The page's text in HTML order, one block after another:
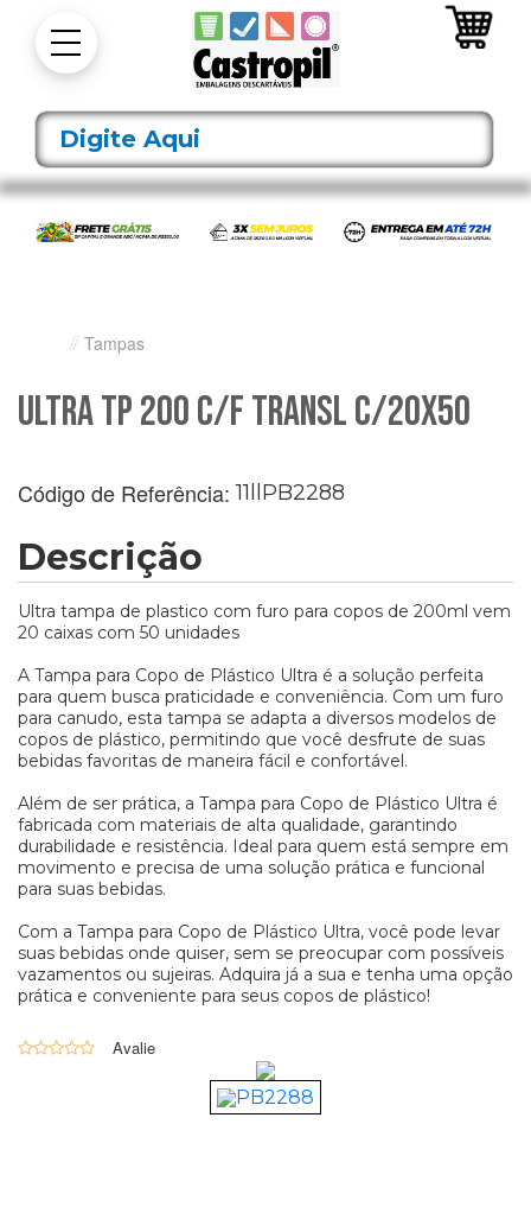
Tampas
Ultra Tp 200 C/F Transl C/20X50
Código de Referência: 11llPB2288
Descrição
Ultra tampa de plastico com furo para copos de 200ml vem
20 caixas com 50 unidades
A Tampa para Copo de Plástico Ultra é a solução perfeita
para quem busca praticidade e conveniência. Com um furo
para canudo, esta tampa se adapta a diversos modelos de
copos de plástico, permitindo que você desfrute de suas
bebidas favoritas de maneira fácil e confortável.
Além de ser prática, a Tampa para Copo de Plástico Ultra é
fabricada com materiais de alta qualidade, garantindo
durabilidade e resistência. Ideal para quem está sempre em
movimento e precisa de uma solução prática e funcional
para suas bebidas.
Com a Tampa para Copo de Plástico Ultra, você pode levar
suas bebidas onde quiser, sem se preocupar com possíveis
vazamentos ou sujeiras. Adquira já a sua e tenha uma opção
prática e conveniente para seus copos de plástico!